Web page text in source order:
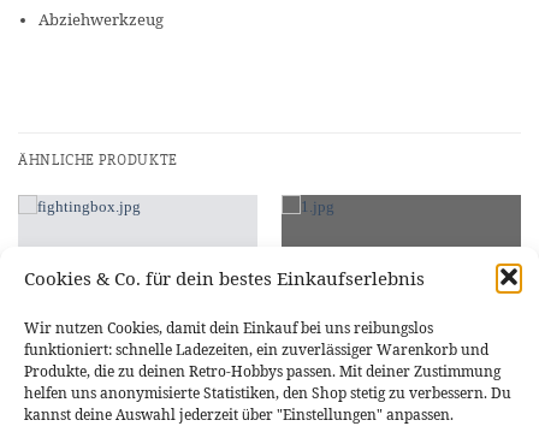
Cookies & Co. für dein bestes Einkaufserlebnis
Wir nutzen Cookies, damit dein Einkauf bei uns reibungslos
funktioniert: schnelle Ladezeiten, ein zuverlässiger Warenkorb und
Produkte, die zu deinen Retro-Hobbys passen. Mit deiner Zustimmung
helfen uns anonymisierte Statistiken, den Shop stetig zu verbessern. Du
kannst deine Auswahl jederzeit über "Einstellungen" anpassen.
Abziehwerkzeug
ÄHNLICHE PRODUKTE
NICHT VORRÄTIG NICHT VORRÄTIG